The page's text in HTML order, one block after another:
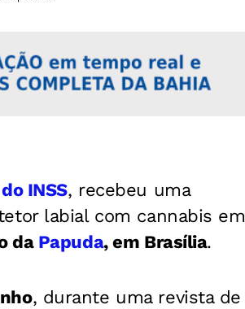
INSS, recebeu uma
labial com cannabis em
da Papuda, em Brasília.
, durante uma revista de